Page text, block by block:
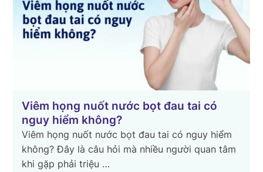
Viêm họng nuốt nước bọt đau tai có
nguy hiểm không?
Viêm họng nuốt nước bọt đau tai có nguy hiểm
không? Đây là câu hỏi mà nhiều người quan tâm
khi gặp phải triệu …